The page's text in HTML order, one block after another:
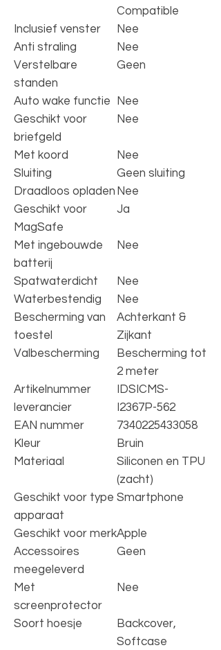
Compatible
Inclusief venster
Nee
Anti straling
Nee
Verstelbare
standen
Geen
Auto wake functie
Nee
Geschikt voor
briefgeld
Nee
Met koord
Nee
Sluiting
Geen sluiting
Draadloos opladen Nee
Geschikt voor
MagSafe
Ja
Met ingebouwde
batterij
Nee
Spatwaterdicht
Nee
Waterbestendig
Nee
Bescherming van
toestel
Achterkant &
Zijkant
Valbescherming
Bescherming tot
2 meter
Artikelnummer
leverancier
IDSICMS-
I2367P-562
EAN nummer
7340225433058
Kleur
Bruin
Materiaal
Siliconen en TPU
(zacht)
Geschikt voor type
apparaat
Smartphone
Geschikt voor merkApple
Accessoires
meegeleverd
Geen
Met
screenprotector
Nee
Soort hoesje
Backcover,
Softcase